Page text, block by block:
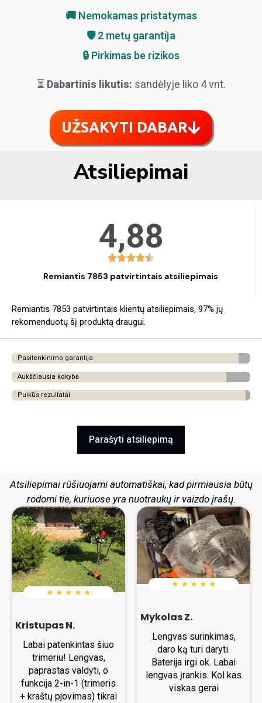
🚚 Nemokamas pristatymas
🛡️ 2 metų garantija
🔒 Pirkimas be rizikos
⏳ Dabartinis likutis: sandėlyje liko 4 vnt.
UŽSAKYTI DABAR
Atsiliepimai
4,88
Remiantis 7853 patvirtintais atsiliepimais
Remiantis 7853 patvirtintais klientų atsiliepimais, 97% jų
rekomenduotų šį produktą draugui.
Pasitenkinimo garantija
Aukščiausia kokybė
Puikūs rezultatai
Parašyti atsiliepimą
Atsiliepimai rūšiuojami automatiškai, kad pirmiausia būtų
rodomi tie, kuriuose yra nuotraukų ir vaizdo įrašų.
★ ★ ★ ★ ★
Kristupas N.
Labai patenkintas šiuo
trimeriu! Lengvas,
paprastas valdyti, o
funkcija 2-in-1 (trimeris
+ kraštų pjovimas) tikrai
★ ★ ★ ★ ★
Mykolas Z.
Lengvas surinkimas,
daro ką turi daryti.
Baterija irgi ok. Labai
lengvas įrankis. Kol kas
viskas gerai